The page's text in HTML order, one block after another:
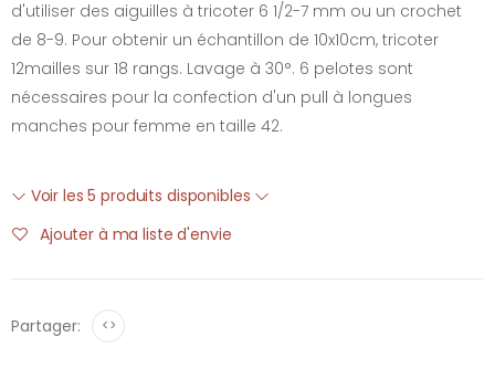
d'utiliser des aiguilles à tricoter 6 1/2-7 mm ou un crochet
de 8-9. Pour obtenir un échantillon de 10x10cm, tricoter
12mailles sur 18 rangs. Lavage à 30°. 6 pelotes sont
nécessaires pour la confection d'un pull à longues
manches pour femme en taille 42.
Voir les 5 produits disponibles
Ajouter à ma liste d'envie
Partager: <>